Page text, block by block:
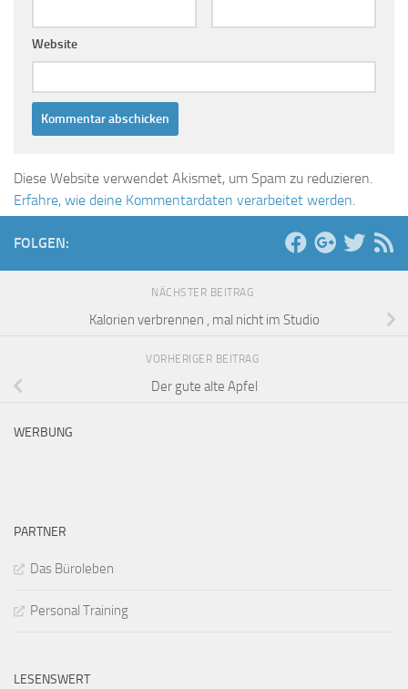
Website
Diese Website verwendet Akismet, um Spam zu reduzieren.
Erfahre, wie deine Kommentardaten verarbeitet werden.
FOLGEN:
NÄCHSTER BEITRAG
Kalorien verbrennen , mal nicht im Studio
VORHERIGER BEITRAG
Der gute alte Apfel
WERBUNG
PARTNER
Das Büroleben
Personal Training
LESENSWERT